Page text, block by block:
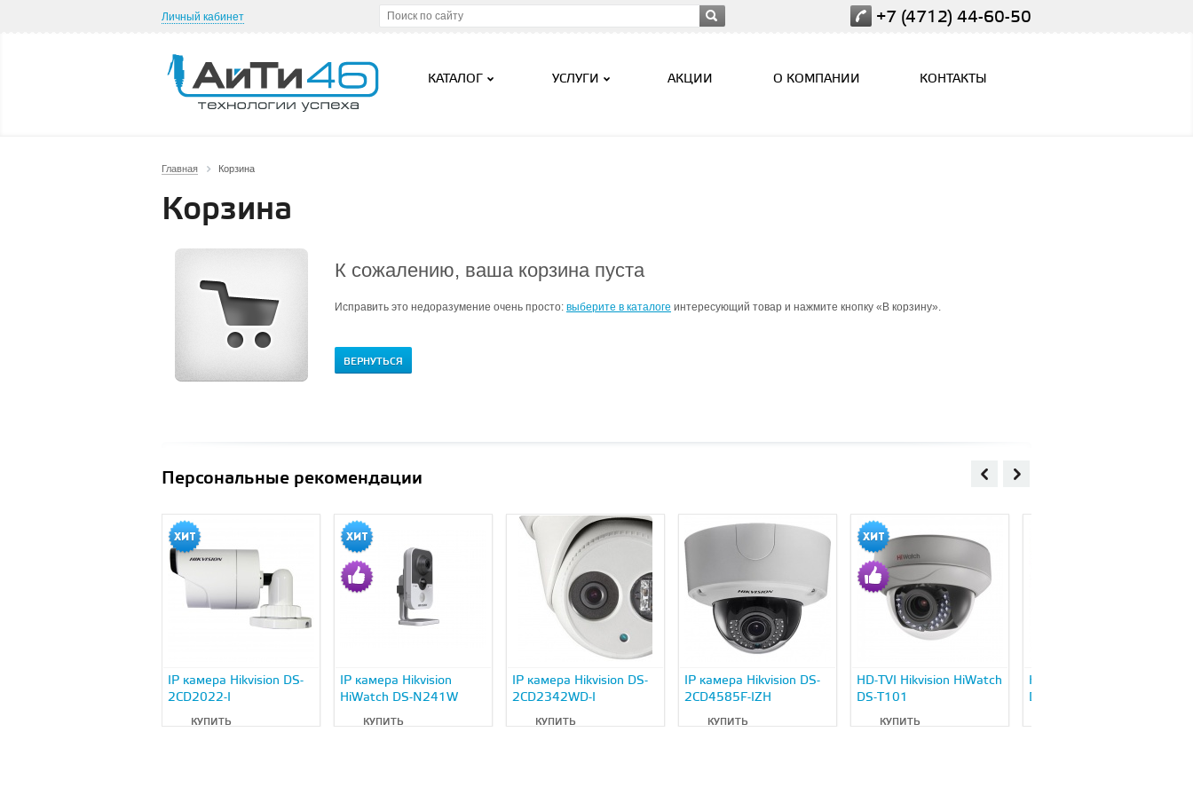
Личный кабинет +7 (4712) 44-60-50
КАТАЛОГ УСЛУГИ АКЦИИ О КОМПАНИИ КОНТАКТЫ
Главная Корзина
Корзина
К сожалению, ваша корзина пуста
Исправить это недоразумение очень просто: выберите в каталоге интересующий товар и нажмите кнопку «В корзину».
ВЕРНУТЬСЯ
Персональные рекомендации
IP камера Hikvision DS-
2CD2022-I
КУПИТЬ
IP камера Hikvision
HiWatch DS-N241W
КУПИТЬ
IP камера Hikvision DS-
2CD2342WD-I
КУПИТЬ
IP камера Hikvision DS-
2CD4585F-IZH
КУПИТЬ
HD-TVI Hikvision HiWatch
DS-T101
КУПИТЬ
HD-TVI Hikvision HiWatch
DS-T103